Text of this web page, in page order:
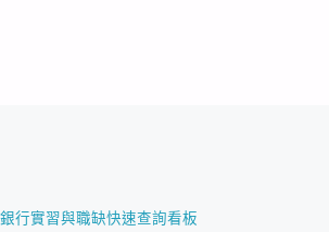
行實習與職缺快速查詢看板